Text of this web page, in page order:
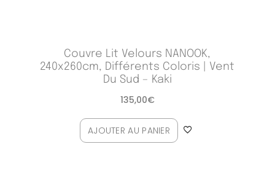
Couvre Lit Velours NANOOK,
240x260cm, Différents Coloris | Vent
Du Sud – Kaki
135,00€
AJOUTER AU PANIER